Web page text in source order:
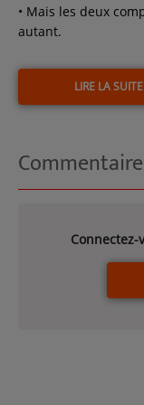
• Mais les deux
autant.
LIRE LA SUITE